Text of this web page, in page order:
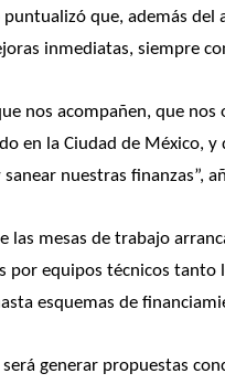
puntualizó que, además del
inmediatas, siempre
nos acompañen, que
en la Ciudad de México,
nuestras finanzas”,
las mesas de trabajo
por equipos técnicos tanto
esquemas de
generar propuestas